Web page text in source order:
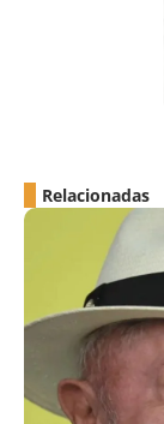
Relacionadas